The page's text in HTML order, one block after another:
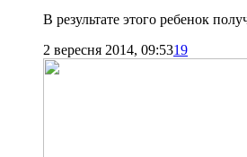
В результате этого ребенок
2 вересня 2014, 09:5319